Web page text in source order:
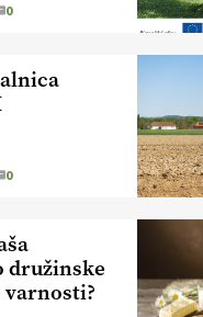
0
0
družinske